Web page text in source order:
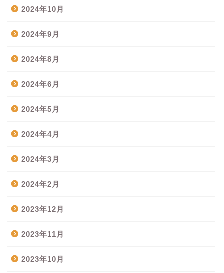
2024年10月
2024年9月
2024年8月
2024年6月
2024年5月
2024年4月
2024年3月
2024年2月
2023年12月
2023年11月
2023年10月